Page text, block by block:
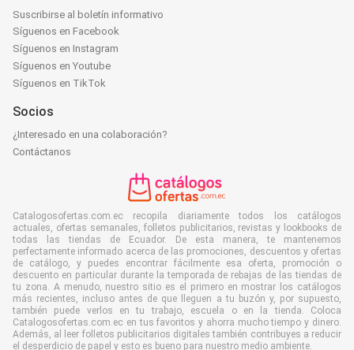
Suscribirse al boletín informativo
Síguenos en Facebook
Síguenos en Instagram
Síguenos en Youtube
Síguenos en TikTok
Socios
¿Interesado en una colaboración?
Contáctanos
Catalogosofertas.com.ec recopila diariamente todos los catálogos
actuales, ofertas semanales, folletos publicitarios, revistas y lookbooks de
todas las tiendas de Ecuador. De esta manera, te mantenemos
perfectamente informado acerca de las promociones, descuentos y ofertas
de catálogo, y puedes encontrar fácilmente esa oferta, promoción o
descuento en particular durante la temporada de rebajas de las tiendas de
tu zona. A menudo, nuestro sitio es el primero en mostrar los catálogos
más recientes, incluso antes de que lleguen a tu buzón y, por supuesto,
también puede verlos en tu trabajo, escuela o en la tienda. Coloca
Catalogosofertas.com.ec en tus favoritos y ahorra mucho tiempo y dinero.
Además, al leer folletos publicitarios digitales también contribuyes a reducir
el desperdicio de papel y esto es bueno para nuestro medio ambiente.